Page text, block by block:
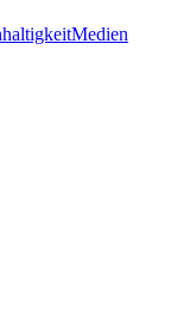
Medien